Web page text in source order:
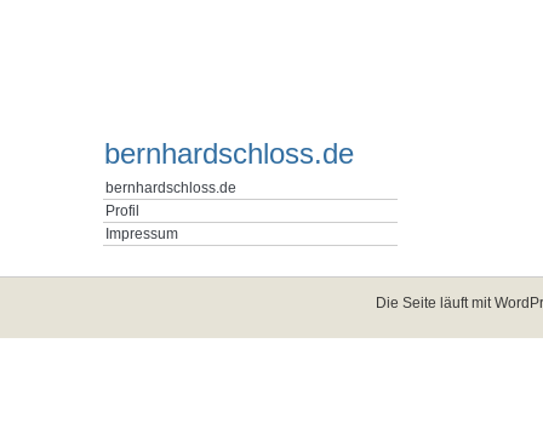
bernhardschloss.de
bernhardschloss.de
Profil
Impressum
Die Seite läuft mit